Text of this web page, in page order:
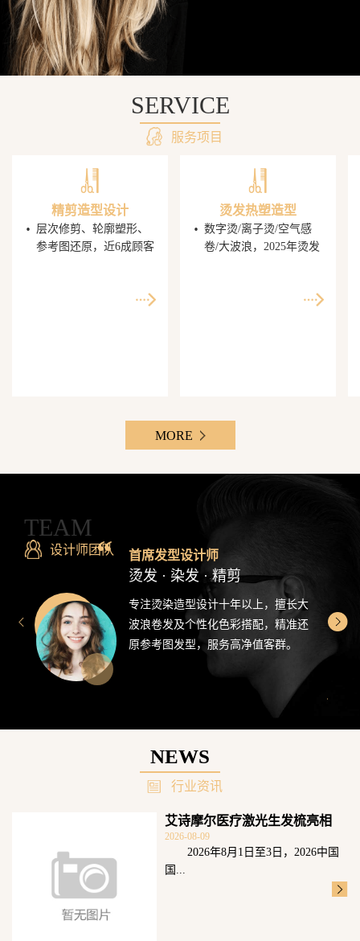
SERVICE
服务项目
精剪造型设计
· 层次修剪、轮廓塑形、
参考图还原，近6成顾客
烫发热塑造型
· 数字烫/离子烫/空气感
卷/大波浪，2025年烫发
世代最爱分享的发型设
MORE
TEAM
设计师团队 首席发型设计师
烫发 · 染发 · 精剪
专注烫染造型设计十年以上，擅长大
波浪卷发及个性化色彩搭配，精准还
原参考图发型，服务高净值客群。
NEWS
行业资讯
艾诗摩尔医疗激光生发梳亮相
2026头皮健
2026-08-09
2026年8月1日至3日，2026中国
国...